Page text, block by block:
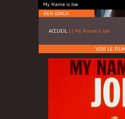
My Name is Joe
KEN LOACH
ACCUEIL | | My Name is Joe
VOIR LE FILM